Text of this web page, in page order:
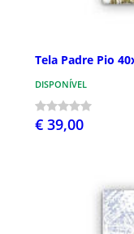
Tela Padre Pio
DISPONÍVEL
€ 39,00